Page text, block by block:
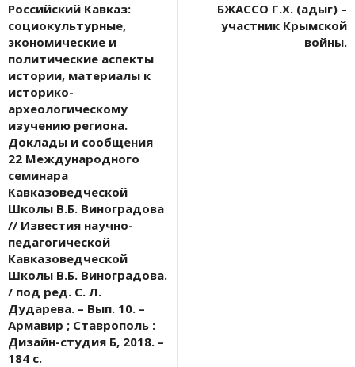
Российский Кавказ:
социокультурные,
экономические и
политические аспекты
истории, материалы к
историко-
археологическому
изучению региона.
Доклады и сообщения
22 Международного
семинара
Кавказоведческой
Школы В.Б. Виноградова
// Известия научно-
педагогической
Кавказоведческой
Школы В.Б. Виноградова.
/ под ред. С. Л.
Дударева. – Вып. 10. –
Армавир ; Ставрополь :
Дизайн-студия Б, 2018. –
184 с.
БЖАССО Г.Х. (адыг) –
участник Крымской
войны.